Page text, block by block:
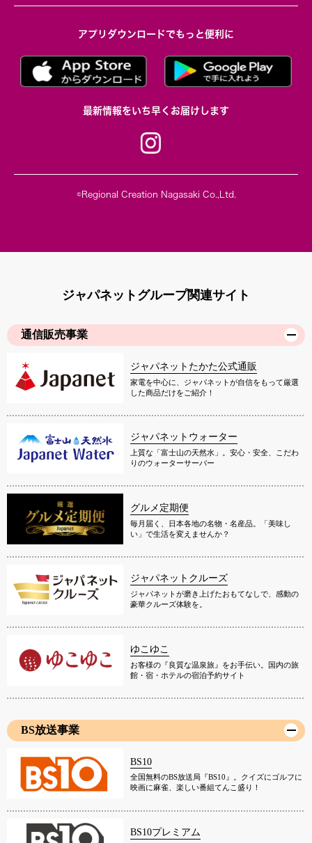
アプリダウンロードでもっと便利に
最新情報をいち早くお届けします
©Regional Creation Nagasaki Co.,Ltd.
ジャパネットグループ関連サイト
通信販売事業
ジャパネットたかた公式通販
家電を中心に、ジャパネットが自信をもって厳選
した商品だけをご紹介！
ジャパネットウォーター
上質な「富士山の天然水」。安心・安全、こだわ
りのウォーターサーバー
グルメ定期便
毎月届く、日本各地の名物・名産品。「美味し
い」で生活を変えませんか？
ジャパネットクルーズ
ジャパネットが磨き上げたおもてなしで、感動の
豪華クルーズ体験を。
ゆこゆこ
お客様の『良質な温泉旅』をお手伝い。国内の旅
館・宿・ホテルの宿泊予約サイト
BS放送事業
BS10
全国無料のBS放送局『BS10』。クイズにゴルフに
映画に麻雀、楽しい番組てんこ盛り！
BS10プレミアム